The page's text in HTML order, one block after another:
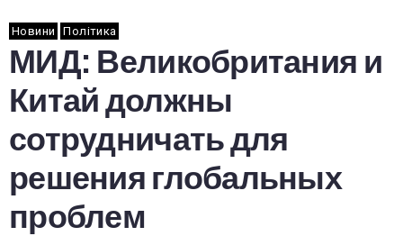
Новини Політика
МИД: Великобритания и
Китай должны
сотрудничать для
решения глобальных
проблем